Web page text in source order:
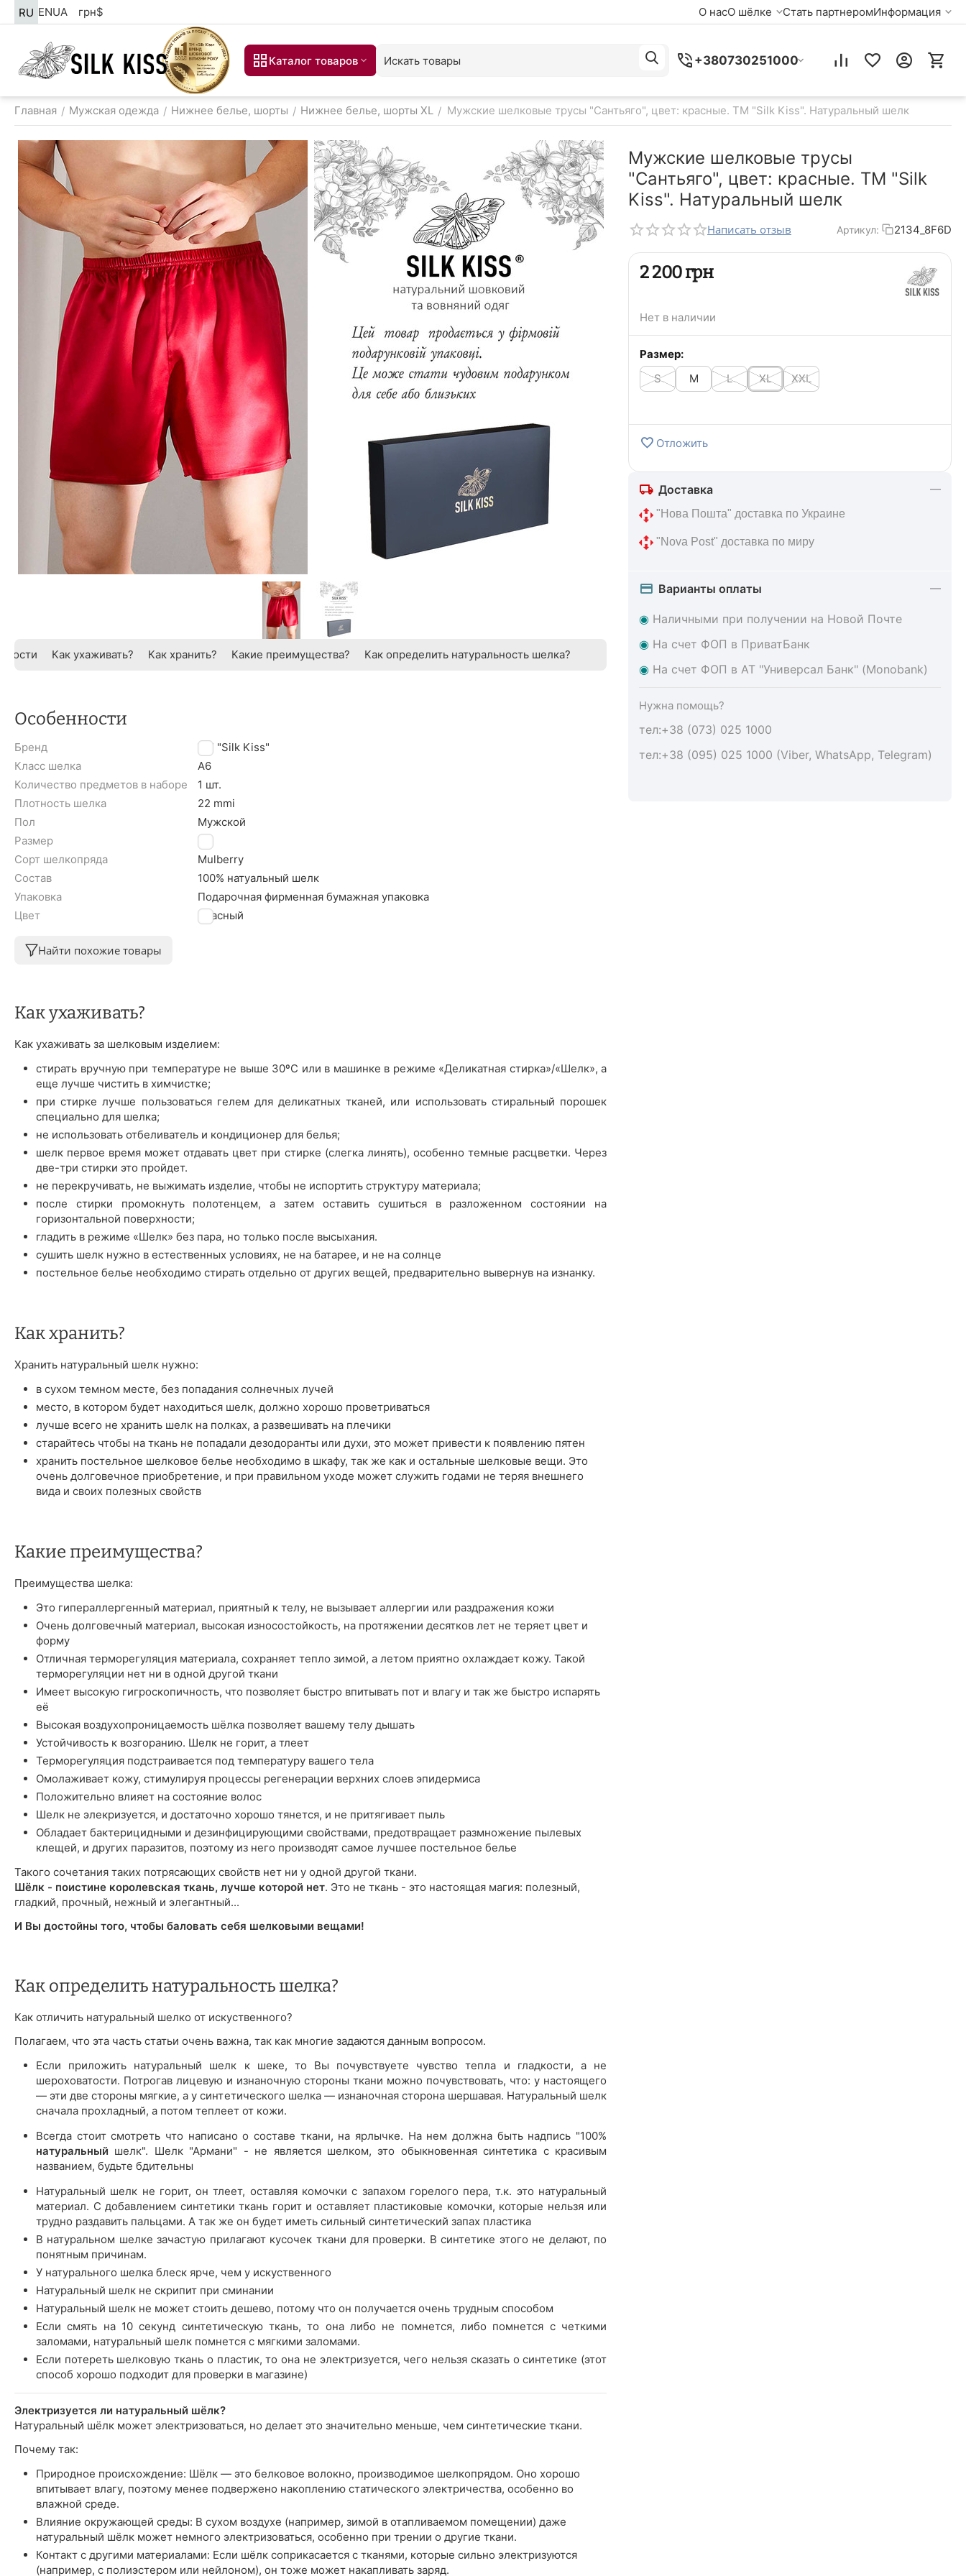
RU ENUA грн$ О насО шёлке Стать партнеромИнформация
Каталог товаров +380730251000
Главная / Мужская одежда / Нижнее белье, шорты / Нижнее белье, шорты XL / Мужские шелковые трусы "Сантьяго", цвет: красные. TM "Silk Kiss". Натуральный шелк
Мужские шелковые трусы
"Сантьяго", цвет: красные. TM "Silk
Kiss". Натуральный шелк
Написать отзыв Артикул: 2134_8F6D
‍2 200‍грн
Нет в наличии
Размер:
S
M L XL XXL
Отложить
Доставка
"Нова Пошта" доставка по Украине
"Nova Post" доставка по миру
Варианты оплаты
◉ Наличными при получении на Новой Почте
◉ На счет ФОП в ПриватБанк
◉ На счет ФОП в АТ "Универсал Банк" (Monobank)
Нужна помощь?
тел:+38 (073) 025 1000
тел:+38 (095) 025 1000 (Viber, WhatsApp, Telegram)
Как ухаживать? Как хранить? Какие преимущества? Как определить натуральность шелка?
Особенности
Бренд
TM "Silk Kiss"
Класс шелка
A6
Количество предметов в наборе
1 шт.
Плотность шелка
22 mmi
Пол
Мужской
Размер
XL
Сорт шелкопряда
Mulberry
Состав
100% натуальный шелк
Упаковка
Подарочная фирменная бумажная упаковка
Цвет
Красный
Найти похожие товары
Как ухаживать?
Как ухаживать за шелковым изделием:
стирать вручную при температуре не выше 30ºС или в машинке в режиме «Деликатная стирка»/«Шелк», а
еще лучше чистить в химчистке;
при стирке лучше пользоваться гелем для деликатных тканей, или использовать стиральный порошек
специально для шелка;
не использовать отбеливатель и кондиционер для белья;
шелк первое время может отдавать цвет при стирке (слегка линять), особенно темные расцветки. Через
две-три стирки это пройдет.
не перекручивать, не выжимать изделие, чтобы не испортить структуру материала;
после стирки промокнуть полотенцем, а затем оставить сушиться в разложенном состоянии на
горизонтальной поверхности;
гладить в режиме «Шелк» без пара, но только после высыхания.
сушить шелк нужно в естественных условиях, не на батарее, и не на солнце
постельное белье необходимо стирать отдельно от других вещей, предварительно вывернув на изнанку.
Как хранить?
Хранить натуральный шелк нужно:
в сухом темном месте, без попадания солнечных лучей
место, в котором будет находиться шелк, должно хорошо проветриваться
лучше всего не хранить шелк на полках, а развешивать на плечики
старайтесь чтобы на ткань не попадали дезодоранты или духи, это может привести к появлению пятен
хранить постельное шелковое белье необходимо в шкафу, так же как и остальные шелковые вещи. Это
очень долговечное приобретение, и при правильном уходе может служить годами не теряя внешнего
вида и своих полезных свойств
Какие преимущества?
Преимущества шелка:
Это гипераллергенный материал, приятный к телу, не вызывает аллергии или раздражения кожи
Очень долговечный материал, высокая износостойкость, на протяжении десятков лет не теряет цвет и
форму
Отличная терморегуляция материала, сохраняет тепло зимой, а летом приятно охлаждает кожу. Такой
терморегуляции нет ни в одной другой ткани
Имеет высокую гигроскопичность, что позволяет быстро впитывать пот и влагу и так же быстро испарять
её
Высокая воздухопроницаемость шёлка позволяет вашему телу дышать
Устойчивость к возгоранию. Шелк не горит, а тлеет
Терморегуляция подстраивается под температуру вашего тела
Омолаживает кожу, стимулируя процессы регенерации верхних слоев эпидермиса
Положительно влияет на состояние волос
Шелк не элекризуется, и достаточно хорошо тянется, и не притягивает пыль
Обладает бактерицидными и дезинфицирующими свойствами, предотвращает размножение пылевых
клещей, и других паразитов, поэтому из него производят самое лучшее постельное белье
Такого сочетания таких потрясающих свойств нет ни у одной другой ткани.
Шёлк - поистине королевская ткань, лучше которой нет. Это не ткань - это настоящая магия: полезный,
гладкий, прочный, нежный и элегантный...
И Вы достойны того, чтобы баловать себя шелковыми вещами!
Как определить натуральность шелка?
Как отличить натуральный шелко от искуственного?
Полагаем, что эта часть статьи очень важна, так как многие задаются данным вопросом.
Если приложить натуральный шелк к шеке, то Вы почувствуете чувство тепла и гладкости, а не
шероховатости. Потрогав лицевую и изнаночную стороны ткани можно почувствовать, что: у настоящего
— эти две стороны мягкие, а у синтетического шелка — изнаночная сторона шершавая. Натуральный шелк
сначала прохладный, а потом теплеет от кожи.
Всегда стоит смотреть что написано о составе ткани, на ярлычке. На нем должна быть надпись "100%
натуральный шелк". Шелк "Армани" - не является шелком, это обыкновенная синтетика с красивым
названием, будьте бдительны
Натуральный шелк не горит, он тлеет, оставляя комочки с запахом горелого пера, т.к. это натуральный
материал. С добавлением синтетики ткань горит и оставляет пластиковые комочки, которые нельзя или
трудно раздавить пальцами. А так же он будет иметь сильный синтетический запах пластика
В натуральном шелке зачастую прилагают кусочек ткани для проверки. В синтетике этого не делают, по
понятным причинам.
У натурального шелка блеск ярче, чем у искуственного
Натуральный шелк не скрипит при сминании
Натуральный шелк не может стоить дешево, потому что он получается очень трудным способом
Если смять на 10 секунд синтетическую ткань, то она либо не помнется, либо помнется с четкими
заломами, натуральный шелк помнется с мягкими заломами.
Если потереть шелковую ткань о пластик, то она не электризуется, чего нельзя сказать о синтетике (этот
способ хорошо подходит для проверки в магазине)
Электризуется ли натуральный шёлк?
Натуральный шёлк может электризоваться, но делает это значительно меньше, чем синтетические ткани.
Почему так:
Природное происхождение: Шёлк — это белковое волокно, производимое шелкопрядом. Оно хорошо
впитывает влагу, поэтому менее подвержено накоплению статического электричества, особенно во
влажной среде.
Влияние окружающей среды: В сухом воздухе (например, зимой в отапливаемом помещении) даже
натуральный шёлк может немного электризоваться, особенно при трении о другие ткани.
Контакт с другими материалами: Если шёлк соприкасается с тканями, которые сильно электризуются
(например, с полиэстером или нейлоном), он тоже может накапливать заряд.